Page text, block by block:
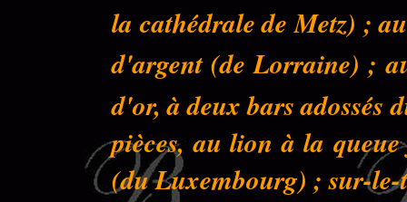
la cathédrale de Metz) ;
d'argent (de Lorraine) ;
d'or, à deux bars adossés
pièces, au lion à la
(du Luxembourg) ; sur-le-